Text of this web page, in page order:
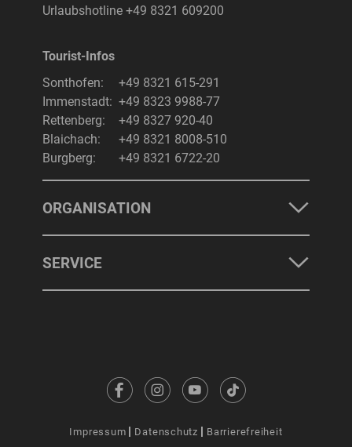
Urlaubshotline +49 8321 609200
Tourist-Infos
Sonthofen:
+49 8321 615-291
Immenstadt: +49 8323 9988-77
Rettenberg:
+49 8327 920-40
Blaichach:
+49 8321 8008-510
Burgberg:
+49 8321 6722-20
ORGANISATION
SERVICE
Impressum Datenschutz Barrierefreiheit